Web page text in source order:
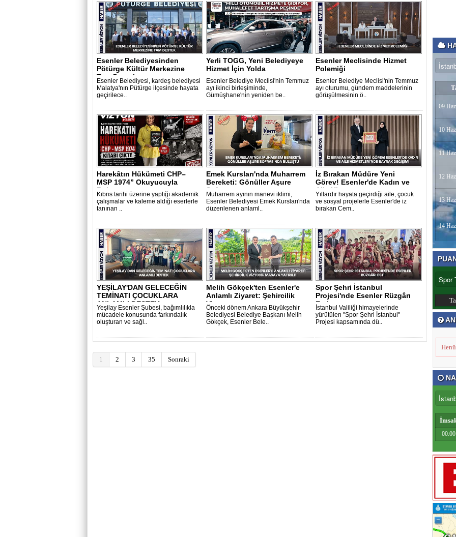
09
10
11
12
13
14
00:00
Esenler Belediyesinden
Pötürge Kültür Merkezine
Tam Destek..
Esenler Belediyesi, kardeş belediyesi
Malatya'nın Pütürge ilçesinde hayata
geçirilece..
Yerli TOGG, Yeni Belediyeye
Hizmet İçin Yolda
Esenler Belediye Meclisi'nin Temmuz
ayı ikinci birleşiminde,
Gümüşhane'nin yeniden be..
Esenler Meclisinde Hizmet
Polemiği
Esenler Belediye Meclisi'nin Temmuz
ayı oturumu, gündem maddelerinin
görüşülmesinin ö..
Harekâtın Hükümeti CHP–
MSP 1974” Okuyucuyla
Buluştu
Kıbrıs tarihi üzerine yaptığı akademik
çalışmalar ve kaleme aldığı eserlerle
tanınan ..
Emek Kursları'nda Muharrem
Bereketi: Gönüller Aşure
Sofrasın..
Muharrem ayının manevi iklimi,
Esenler Belediyesi Emek Kursları'nda
düzenlenen anlaml..
İz Bırakan Müdüre Yeni
Görev! Esenler'de Kadın ve
Aile Hizme..
Yıllardır hayata geçirdiği aile, çocuk
ve sosyal projelerle Esenler'de iz
bırakan Cem..
YEŞİLAY'DAN GELECEĞİN
TEMİNATI ÇOCUKLARA
ANLAMLI DESTEK..
Yeşilay Esenler Şubesi, bağımlılıkla
mücadele konusunda farkındalık
oluşturan ve sağl..
Melih Gökçek'ten Esenler'e
Anlamlı Ziyaret: Şehircilik
Vizyo..
Önceki dönem Ankara Büyükşehir
Belediyesi Belediye Başkanı Melih
Gökçek, Esenler Bele..
Spor Şehri İstanbul
Projesi'nde Esenler Rüzgârı
Esti
İstanbul Valiliği himayelerinde
yürütülen "Spor Şehri İstanbul"
Projesi kapsamında dü..
1 2 3 35 Sonraki